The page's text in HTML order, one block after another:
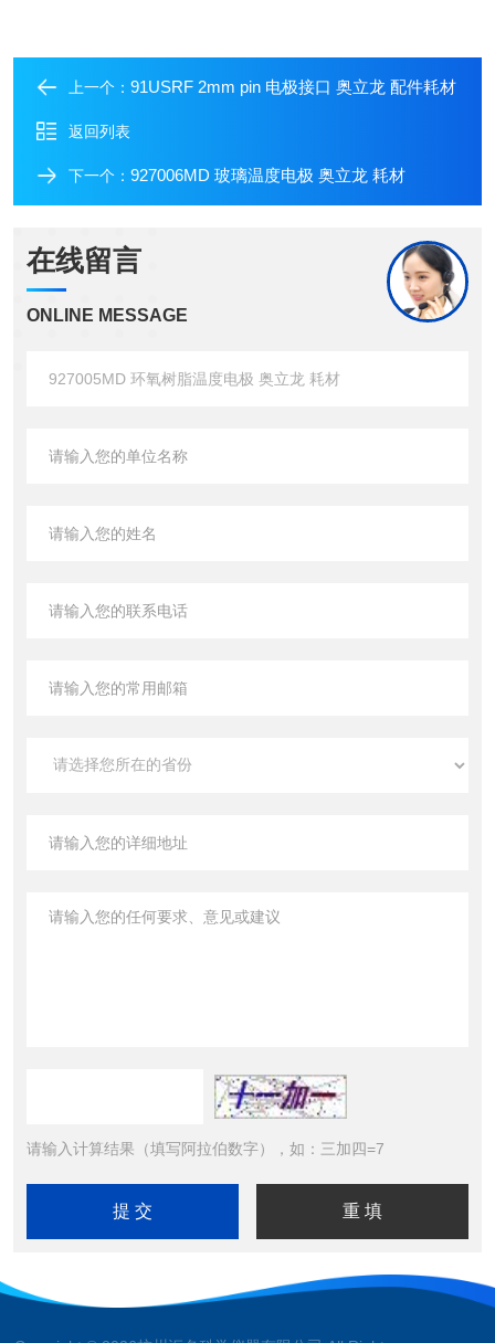
上一个： 91USRF 2mm pin 电极接口 奥立龙 配件耗材
返回列表
下一个： 927006MD 玻璃温度电极 奥立龙 耗材
在线留言
ONLINE MESSAGE
请输入计算结果（填写阿拉伯数字），如：三加四=7